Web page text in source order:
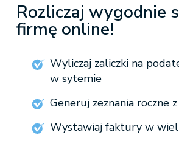
Rozliczaj wygodnie
firmę online!
Wyliczaj zaliczki na
w sytemie
Generuj zeznania roczne
Wystawiaj faktury w